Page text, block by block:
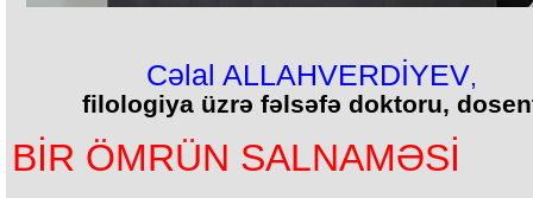
Cəlal ALLAHVERDİYEV,
filologiya üzrə fəlsəfə doktoru,
BİR ÖMRÜN SALNAMƏSİ